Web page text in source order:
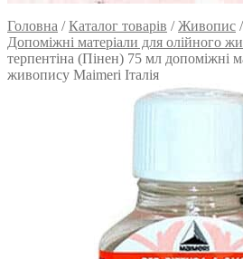
Головна /Каталог товарів /Живопис /
Допоміжні матеріали для олійного
терпентіна (Пінен) 75 мл допоміжні
живопису Maimeri Італія